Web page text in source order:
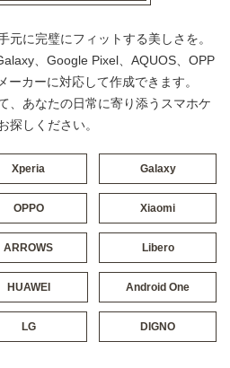
元に完璧にフィットする美しさを。
、Google Pixel、AQUOS、OPP
ーカーに対応して作成できます。
、あなたの日常に寄り添うスマホケ
探しください。
Xperia Galaxy
OPPO Xiaomi
ARROWS Libero
HUAWEI Android One
LG DIGNO